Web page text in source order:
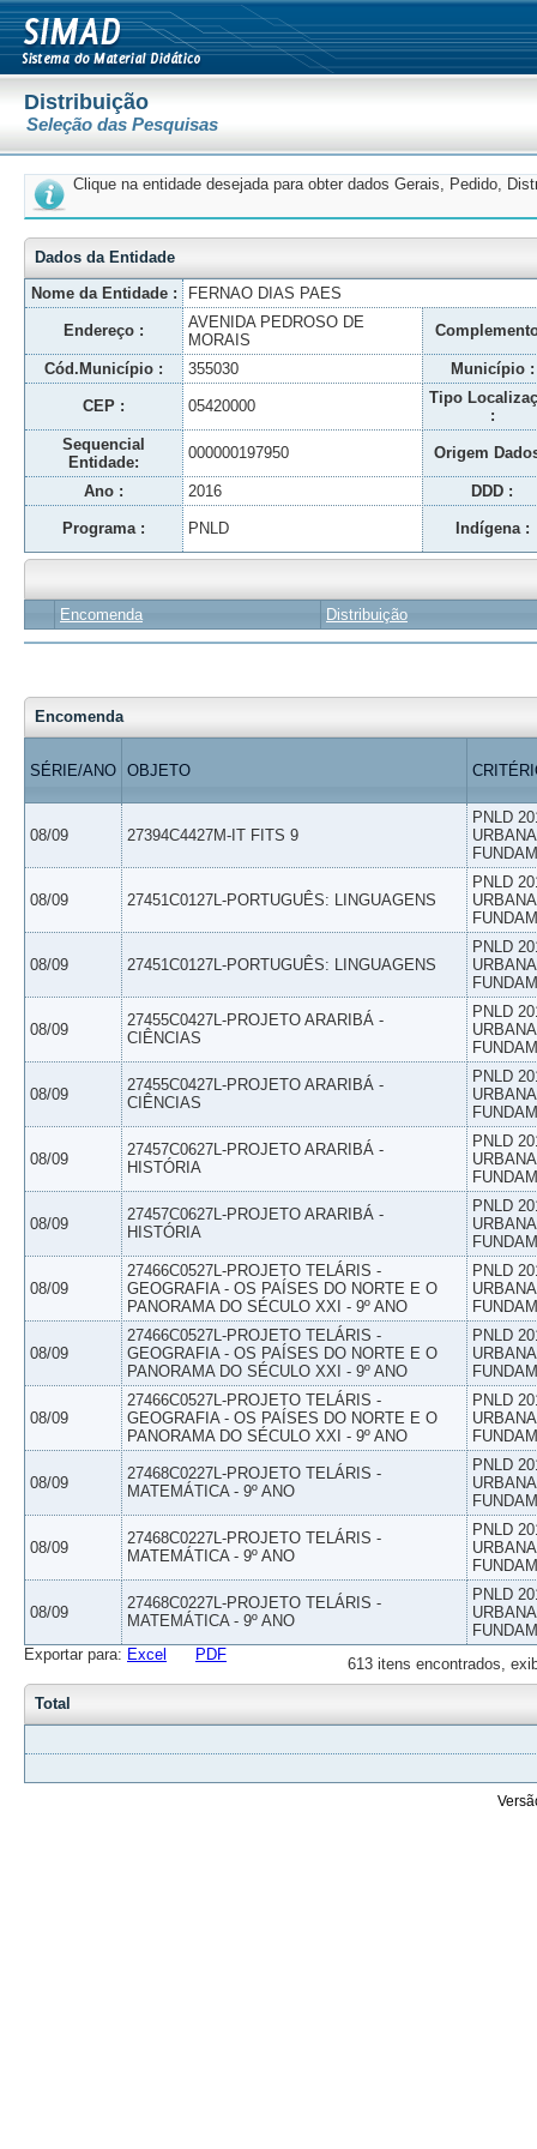
Distribuição
Seleção das Pesquisas
Clique na entidade desejada para obter dados Gerais, Pedido,
Dados da Entidade
Nome da Entidade :
FERNAO DIAS PAES
Endereço :
AVENIDA PEDROSO DE
MORAIS
Cód.Município : 355030 Município :
CEP : 05420000
Tipo
:
Sequencial
Entidade:
000000197950 Origem
Ano : 2016 DDD :
Programa : PNLD Indígena :
Encomenda Distribuição
Encomenda
SÉRIE/ANO OBJETO
08/09 27394C4427M-IT FITS 9
PNLD
08/09 27451C0127L-PORTUGUÊS: LINGUAGENS
PNLD
08/09 27451C0127L-PORTUGUÊS: LINGUAGENS
PNLD
08/09
27455C0427L-PROJETO ARARIBÁ -
CIÊNCIAS
PNLD
08/09
27455C0427L-PROJETO ARARIBÁ -
CIÊNCIAS
PNLD
08/09
27457C0627L-PROJETO ARARIBÁ -
HISTÓRIA
PNLD
08/09
27457C0627L-PROJETO ARARIBÁ -
HISTÓRIA
PNLD
08/09
27466C0527L-PROJETO TELÁRIS -
GEOGRAFIA - OS PAÍSES DO NORTE E O
PANORAMA DO SÉCULO XXI - 9º ANO
PNLD
08/09
27466C0527L-PROJETO TELÁRIS -
GEOGRAFIA - OS PAÍSES DO NORTE E O
PANORAMA DO SÉCULO XXI - 9º ANO
PNLD
08/09
27466C0527L-PROJETO TELÁRIS -
GEOGRAFIA - OS PAÍSES DO NORTE E O
PANORAMA DO SÉCULO XXI - 9º ANO
PNLD
08/09
27468C0227L-PROJETO TELÁRIS -
MATEMÁTICA - 9º ANO
PNLD
08/09
27468C0227L-PROJETO TELÁRIS -
MATEMÁTICA - 9º ANO
PNLD
08/09
27468C0227L-PROJETO TELÁRIS -
MATEMÁTICA - 9º ANO
PNLD
613 itens encontrados,
Exportar para: Excel PDF
Total